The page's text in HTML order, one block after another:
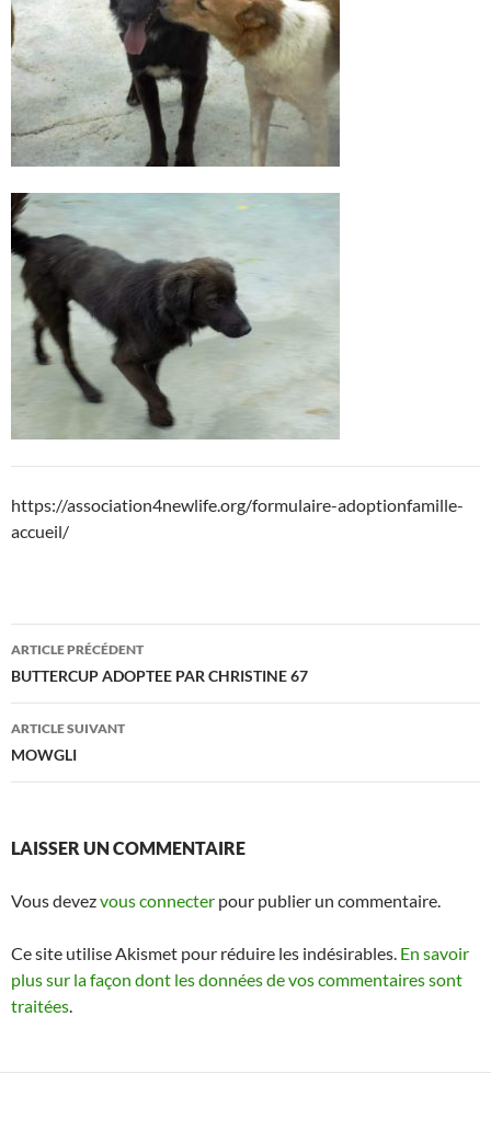
https://association4newlife.org/formulaire-adoptionfamille-
accueil/
Navigation
des
articles
ARTICLE PRÉCÉDENT
BUTTERCUP ADOPTEE PAR CHRISTINE 67
ARTICLE SUIVANT
MOWGLI
LAISSER UN COMMENTAIRE
Vous devezvous connecter pour publier un commentaire.
Ce site utilise Akismet pour réduire les indésirables. En savoir
plus sur la façon dont les données de vos commentaires sont
traitées.